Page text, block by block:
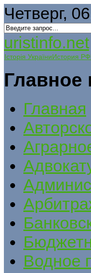
Четверг,
uristinfo.net
Історія УкраїниИстория РФ
Главная
Водное